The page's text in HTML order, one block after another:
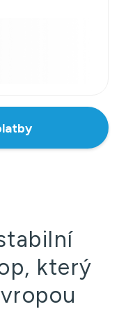
který